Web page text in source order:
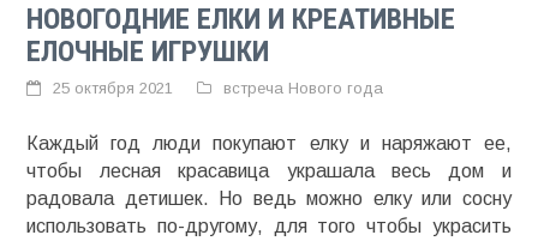
НОВОГОДНИЕ ЕЛКИ И КРЕАТИВНЫЕ
ЕЛОЧНЫЕ ИГРУШКИ
25 октября 2021 встреча Нового года
Каждый год люди покупают елку и наряжают ее,
чтобы лесная красавица украшала весь дом и
радовала детишек. Но ведь можно елку или сосну
использовать по-другому, для того чтобы украсить